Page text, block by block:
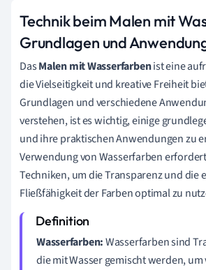
Technik beim Malen mit
Grundlagen und
DasMalen mit Wasserfarbenist eine
die Vielseitigkeit und kreative Freiheit
Grundlagen und verschiedene
verstehen, ist es wichtig, einige
und ihre praktischen Anwendungen zu
Verwendung von Wasserfarben
Techniken, um die Transparenz und die
Fließfähigkeit der Farben optimal zu
Wasserfarben:Wasserfarben sind
die mit Wasser gemischt werden,